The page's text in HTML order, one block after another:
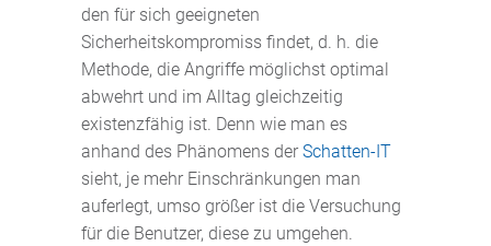
den für sich geeigneten
Sicherheitskompromiss findet, d. h. die
Methode, die Angriffe möglichst optimal
abwehrt und im Alltag gleichzeitig
existenzfähig ist. Denn wie man es
anhand des Phänomens der Schatten-IT
sieht, je mehr Einschränkungen man
auferlegt, umso größer ist die Versuchung
für die Benutzer, diese zu umgehen.